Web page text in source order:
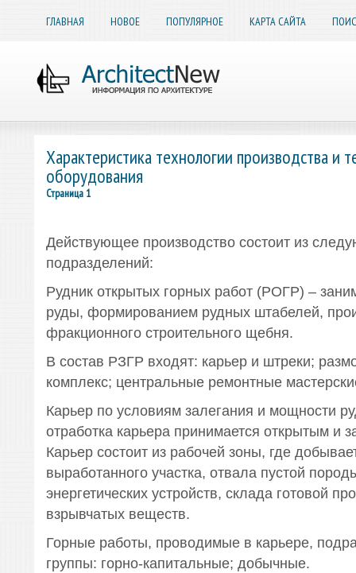
ГЛАВНАЯ НОВОЕ ПОПУЛЯРНОЕ КАРТА САЙТА
Характеристика технологии производства и
оборудования
Страница 1
Действующее производство состоит из
подразделений:
Рудник открытых горных работ (РОГР) –
руды, формированием рудных штабелей,
фракционного строительного щебня.
В состав РЗГР входят: карьер и штреки;
комплекс; центральные ремонтные
Карьер по условиям залегания и мощности
отработка карьера принимается открытым и
Карьер состоит из рабочей зоны, где
выработанного участка, отвала пустой
энергетических устройств, склада готовой
взрывчатых веществ.
Горные работы, проводимые в карьере,
группы: горно-капитальные; добычные.